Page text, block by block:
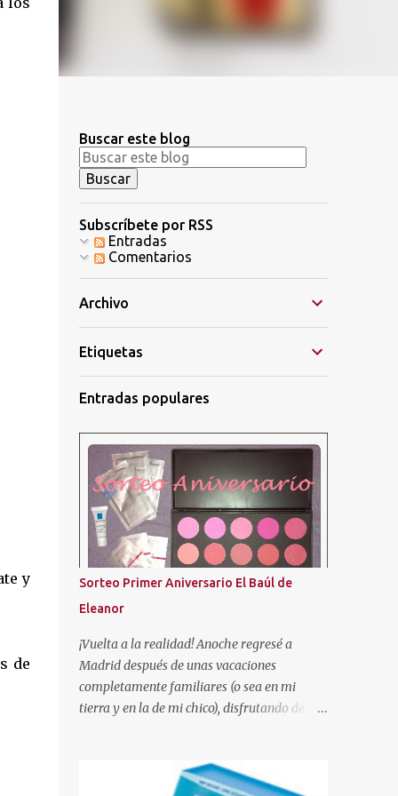
y
de
Buscar este blog
Subscríbete por RSS
Entradas
Comentarios
Archivo
Etiquetas
Entradas populares
Sorteo Primer Aniversario El Baúl de
Eleanor
¡Vuelta a la realidad! Anoche regresé a
Madrid después de unas vacaciones
completamente familiares (o sea en mi
tierra y en la de mi chico), disfrutando de
traigo el sorteo prometido para celebrar este